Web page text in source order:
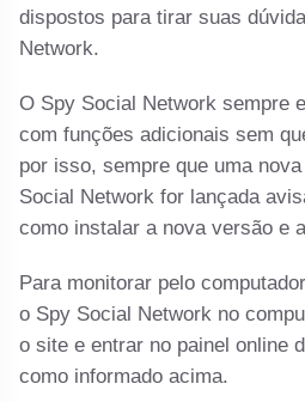
dispostos para tirar suas
Network.
O Spy Social Network sempre
com funções adicionais sem
por isso, sempre que uma
Social Network for lançada
como instalar a nova versão e
Para monitorar pelo
o Spy Social Network no
o site e entrar no painel online
como informado acima.